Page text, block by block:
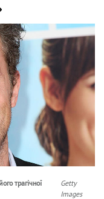
трагічної
Getty
Images